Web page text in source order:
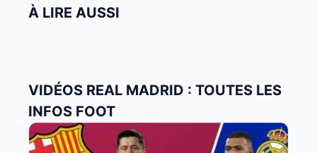
À LIRE AUSSI
VIDÉOS REAL MADRID : TOUTES LES
INFOS FOOT